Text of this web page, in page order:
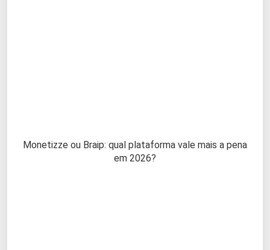
Monetizze ou Braip: qual plataforma vale mais a pena
em 2026?